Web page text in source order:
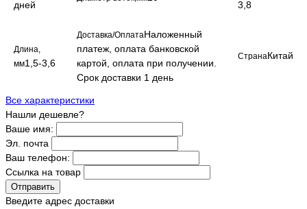
дней
3,8
Длина,
мм1,5-3,6
Доставка/ОплатаНаложенный
платеж, оплата банковской
картой, оплата при получении.
Срок доставки 1 день
СтранаКитай
Все характеристики
Нашли дешевле?
Ваше имя:
Эл. почта
Ваш телефон:
Ссылка на товар
Отправить
Введите адрес доставки